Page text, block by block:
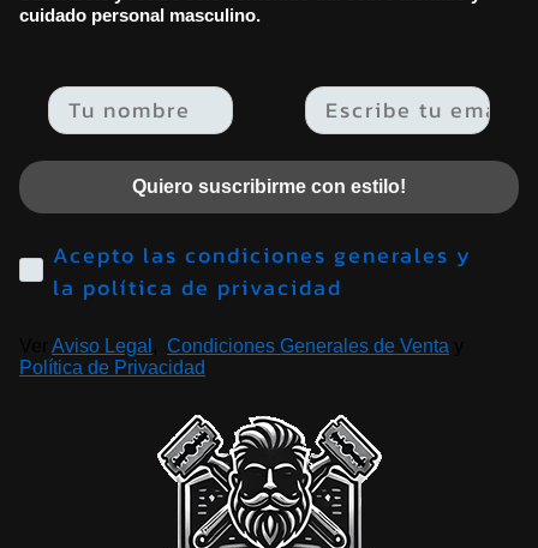
cuidado personal masculino.
Email
Quiero suscribirme con estilo!
Acepto las condiciones generales y
la política de privacidad
Aviso Legal Condiciones Generales de Venta
Política de Privacidad